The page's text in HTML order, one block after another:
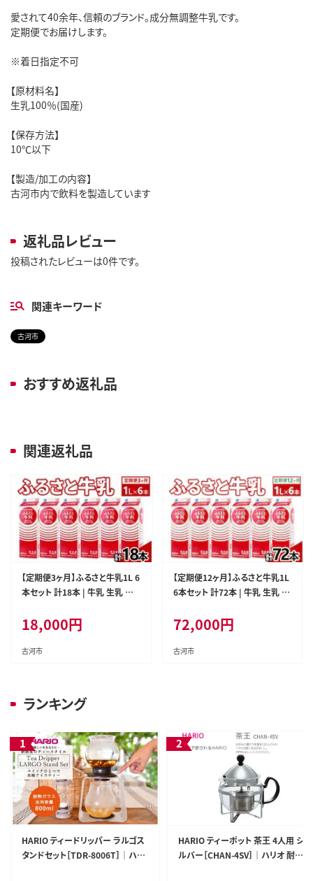
愛されて40余年、信頼のブランド。成分無調整牛乳です。
定期便でお届けします。
※着日指定不可
【原材料名】
生乳100％(国産)
【保存方法】
10℃以下
【製造/加工の内容】
古河市内で飲料を製造しています
返礼品レビュー
投稿されたレビューは0件です。
関連キーワード
古河市
おすすめ返礼品
関連返礼品
【定期便3ヶ月】ふるさと牛乳1L 6
本セット 計18本 | 牛乳 生乳 ミ
トモエ 手軽 便利 無調整 給食 茨
城県 古河市 _DT10
18,000円
古河市
【定期便12ヶ月】ふるさと牛乳1L
6本セット 計72本 | 牛乳 生乳 ミ
トモエ 手軽 便利 無調整 給食 茨
城県 古河市 _DT12
72,000円
古河市
ランキング
HARIO ティードリッパー ラルゴス
タンドセット［TDR-8006T］｜ハリ
HARIO ティーポット 茶王 4人用 シ
ルバー［CHAN-4SV］｜ハリオ 耐熱